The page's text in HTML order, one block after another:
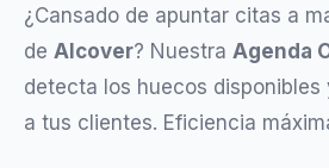
¿Cansado de apuntar citas a
de Alcover? Nuestra Agenda
detecta los huecos
a tus clientes. Eficiencia